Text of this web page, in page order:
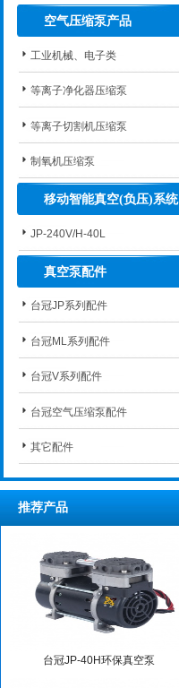
空气压缩泵产品
工业机械、电子类
等离子净化器压缩泵
等离子切割机压缩泵
制氧机压缩泵
移动智能真空(负压)系统
JP-240V/H-40L
真空泵配件
台冠JP系列配件
台冠ML系列配件
台冠V系列配件
台冠空气压缩泵配件
其它配件
推荐产品
台冠JP-40H环保真空泵